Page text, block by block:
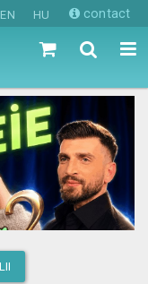
EN HU contact